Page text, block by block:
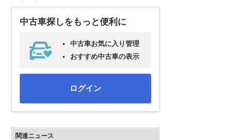
中古車探しをもっと便利に
中古車お気に入り管理
おすすめ中古車の表示
ログイン
関連ニュース